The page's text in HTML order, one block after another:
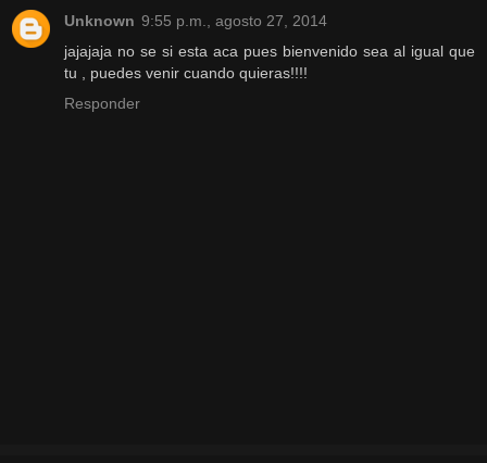
Unknown 9:55 p.m., agosto 27, 2014
jajajaja no se si esta aca pues bienvenido sea al igual que
tu , puedes venir cuando quieras!!!!
Responder